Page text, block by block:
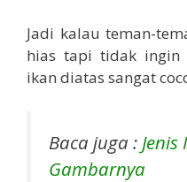
Jadi kalau teman-
hias tapi tidak ingin
ikan diatas sangat
Baca juga :
Gambarnya